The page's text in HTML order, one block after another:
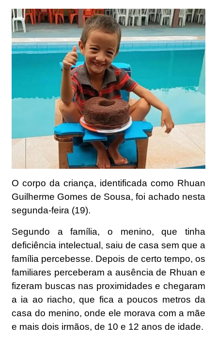
O corpo da criança, identificada como Rhuan
Guilherme Gomes de Sousa, foi achado nesta
segunda-feira (19).
Segundo a família, o menino, que tinha
deficiência intelectual, saiu de casa sem que a
família percebesse. Depois de certo tempo, os
familiares perceberam a ausência de Rhuan e
fizeram buscas nas proximidades e chegaram
a ia ao riacho, que fica a poucos metros da
casa do menino, onde ele morava com a mãe
e mais dois irmãos, de 10 e 12 anos de idade.